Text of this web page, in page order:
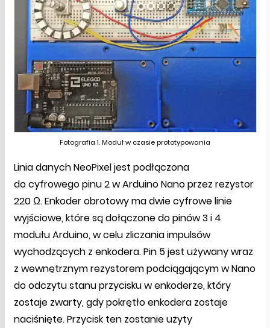
Fotografia 1. Moduł w czasie prototypowania
Linia danych NeoPixel jest podłączona
do cyfrowego pinu 2 w Arduino Nano przez rezystor
220 Ω. Enkoder obrotowy ma dwie cyfrowe linie
wyjściowe, które są dołączone do pinów 3 i 4
modułu Arduino, w celu zliczania impulsów
wychodzących z enkodera. Pin 5 jest używany wraz
z wewnętrznym rezystorem podciągającym w Nano
do odczytu stanu przycisku w enkoderze, który
zostaje zwarty, gdy pokrętło enkodera zostaje
naciśnięte. Przycisk ten zostanie użyty